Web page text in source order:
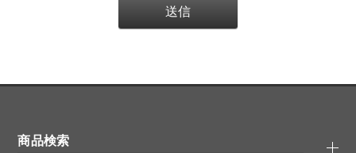
商品検索